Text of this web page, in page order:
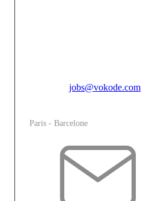
jobs@vokode.com
Paris - Barcelone